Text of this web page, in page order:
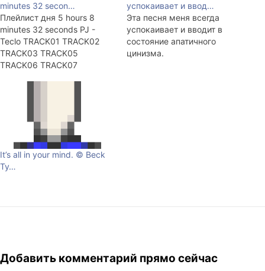
minutes 32 secon…
Плейлист дня 5 hours 8
minutes 32 seconds PJ -
Teclo TRACK01 TRACK02
TRACK03 TRACK05
TRACK06 TRACK07
BJORK05 BJORK06
BJORK07 BJORK08
BJORK09 BJORK10 BJORK11
beck mutations - Bottle Of
Blues Beck - Canceled Check
Beck - Cold Brains Beck -
успокаивает и ввод…
Эта песня меня всегда
успокаивает и вводит в
состояние апатичного
цинизма.
It’s all in your mind. © Beck
Ту…
Добавить комментарий прямо сейчас